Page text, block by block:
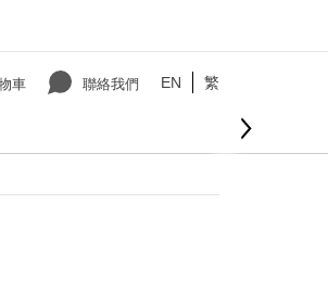
車 聯絡我們 EN 繁